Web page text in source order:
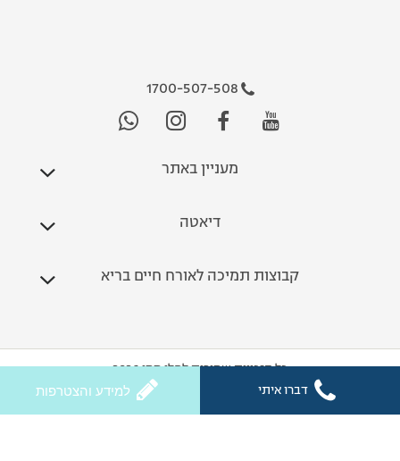
1700-507-508
מעניין באתר
דיאטה
קבוצות תמיכה לאורח חיים בריא
כל הזכויות שמורות לחלי ממן 2026
דברו איתי
למידע והצטרפות